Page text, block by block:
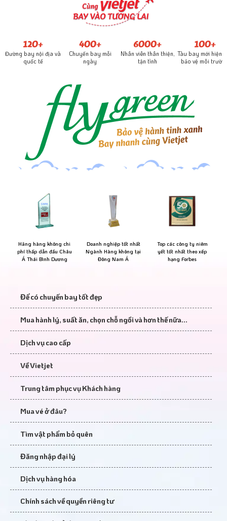
120+
Đường bay nội địa và
quốc tế
400+
Chuyến bay mỗi
ngày
6000+
Nhân viên thân thiện,
tận tình
100+
Tàu bay mới hiện
bảo vệ môi
Hãng hàng không chi
phí thấp dẫn đầu Châu
Á Thái Bình Dương
Doanh nghiệp tốt nhất
Ngành Hàng không tại
Đông Nam Á
Top các công ty niêm
yết tốt nhất theo xếp
hạng Forbes
Để có chuyến bay tốt đẹp
Mua hành lý, suất ăn, chọn chỗ ngồi và hơn thế nữa...
Dịch vụ cao cấp
Về Vietjet
Trung tâm phục vụ Khách hàng
Mua vé ở đâu?
Tìm vật phẩm bỏ quên
Đăng nhập đại lý
Dịch vụ hàng hóa
Chính sách về quyền riêng tư